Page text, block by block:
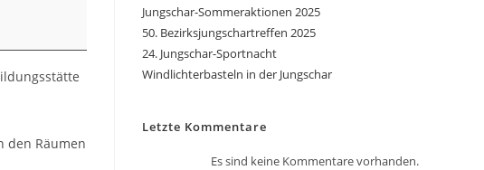
den Räumen
Jungschar-Sommeraktionen 2025
50. Bezirksjungschartreffen 2025
24. Jungschar-Sportnacht
Windlichterbasteln in der Jungschar
Letzte Kommentare
Es sind keine Kommentare vorhanden.